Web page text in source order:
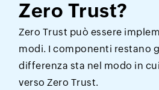
Zero Trust?
Zero Trust può essere
modi. I componenti restano
differenza sta nel modo in
verso Zero Trust.